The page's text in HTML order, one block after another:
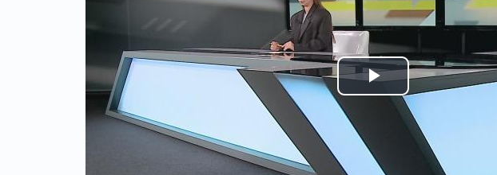
Odtwórz
wideo